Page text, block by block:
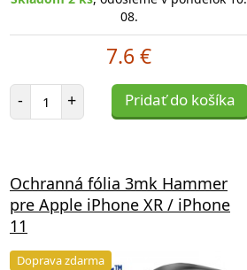
08.
7.6 €
- Počet položiek
+ Pridať do košíka
Ochranná fólia 3mk Hammer
pre Apple iPhone XR / iPhone
11
Doprava zdarma